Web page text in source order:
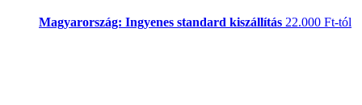
Magyarország: Ingyenes standard kiszállítás 22.000 Ft-tól